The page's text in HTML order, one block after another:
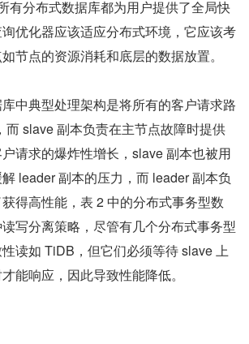
有分布式数据库都为用户提供了全局快
优化器应该适应分布式环境，它应该考
节点的资源消耗和底层的数据放置。
中典型处理架构是将所有的客户请求路
而 slave 副本负责在主节点故障时提供
请求的爆炸性增长，slave 副本也被用
leader 副本的压力，而 leader 副本负
得高性能，表 2 中的分布式事务型数
写分离策略，尽管有几个分布式事务型
读如 TiDB，但它们必须等待 slave 上
能响应，因此导致性能降低。